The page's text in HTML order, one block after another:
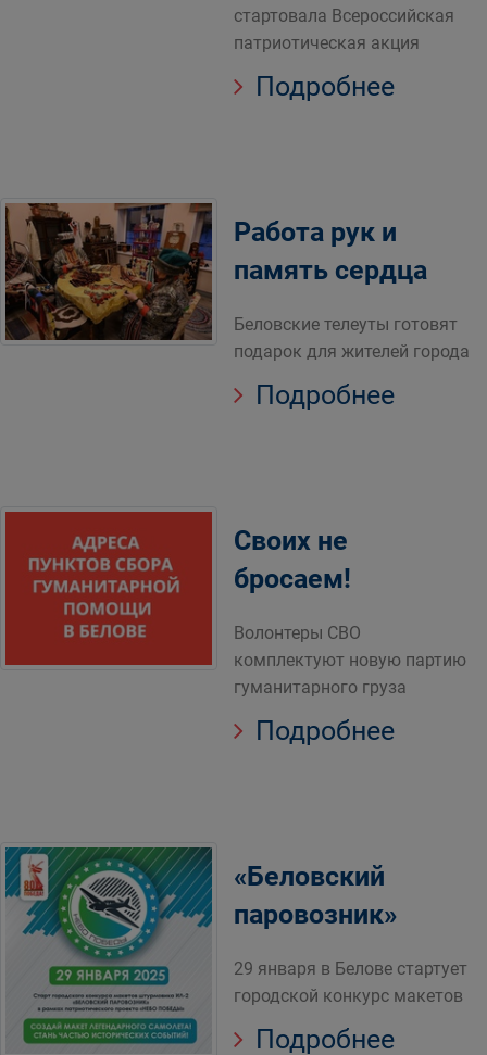
стартовала Всероссийская
патриотическая акция
Подробнее
Работа рук и
память сердца
Беловские телеуты готовят
подарок для жителей города
Подробнее
Своих не
бросаем!
Волонтеры СВО
комплектуют новую партию
гуманитарного груза
Подробнее
«Беловский
паровозник»
29 января в Белове стартует
городской конкурс макетов
Подробнее